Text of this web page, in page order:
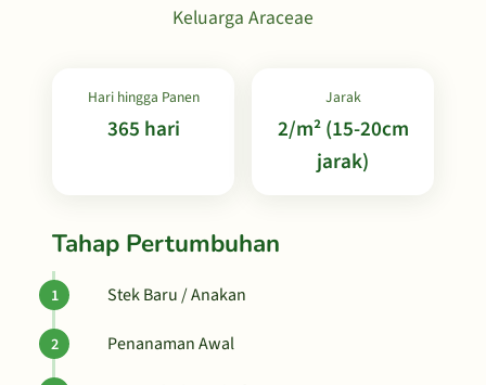
Keluarga Araceae
Hari hingga Panen
365 hari
Jarak
2/m² (15-20cm
jarak)
Tahap Pertumbuhan
Stek Baru / Anakan
Penanaman Awal